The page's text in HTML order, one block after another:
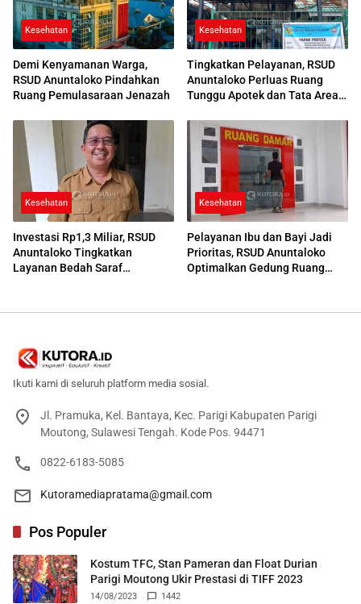
Kesehatan
Demi Kenyamanan Warga,
RSUD Anuntaloko Pindahkan
Ruang Pemulasaraan Jenazah
Kesehatan
Tingkatkan Pelayanan, RSUD
Anuntaloko Perluas Ruang
Tunggu Apotek dan Tata Area
Kesehatan
Investasi Rp1,3 Miliar, RSUD
Anuntaloko Tingkatkan
Layanan Bedah Saraf
Kesehatan
Pelayanan Ibu dan Bayi Jadi
Prioritas, RSUD Anuntaloko
Optimalkan Gedung Ruang
Ikuti kami di seluruh platform media sosial.
Jl. Pramuka, Kel. Bantaya, Kec. Parigi Kabupaten Parigi
Moutong, Sulawesi Tengah. Kode Pos. 94471
0822-6183-5085
Kutoramediapratama@gmail.com
Pos Populer
Kostum TFC, Stan Pameran dan Float Durian
Parigi Moutong Ukir Prestasi di TIFF 2023
14/08/2023 1442